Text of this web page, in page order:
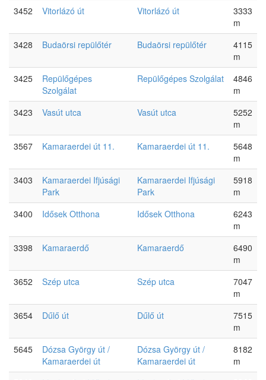
3452
Vitorlázó út Vitorlázó út
3333
m
3428
Budaörsi repülőtér Budaörsi repülőtér
4115
m
3425
Repülőgépes
Szolgálat
Repülőgépes Szolgálat
4846
m
3423
Vasút utca Vasút utca
5252
m
3567
Kamaraerdei út 11. Kamaraerdei út 11.
5648
m
3403
Kamaraerdei Ifjúsági
Park
Kamaraerdei Ifjúsági
Park
5918
m
3400
Idősek Otthona Idősek Otthona
6243
m
3398
Kamaraerdő Kamaraerdő
6490
m
3652
Szép utca Szép utca
7047
m
3654
Dűlő út Dűlő út
7515
m
5645
Dózsa György út /
Kamaraerdei út
Dózsa György út /
Kamaraerdei út
8182
m